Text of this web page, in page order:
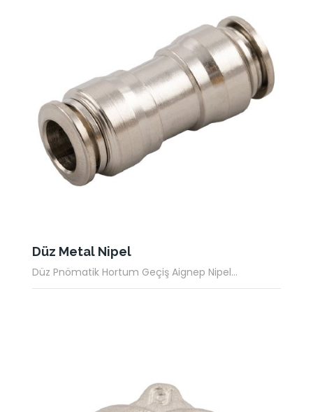
Düz Metal Nipel
Düz Pnömatik Hortum Geçiş Aignep Nipel...